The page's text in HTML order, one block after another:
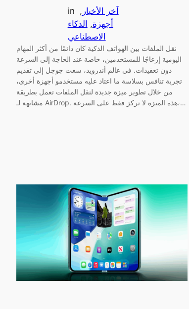
in
آخر الأخبار ,
أجهزة, الذكاء
الاصطناعي
نقل الملفات بين الهواتف الذكية كان دائمًا من أكثر المهام
اليومية إزعاجًا للمستخدمين، خاصة عند الحاجة إلى السرعة
دون تعقيدات. في عالم أندرويد، سعت جوجل إلى تقديم
تجربة تنافس بسلاسة ما اعتاد عليه مستخدمو أجهزة أخرى،
من خلال تطوير ميزة جديدة لنقل الملفات تعمل بطريقة
مشابهة لـ AirDrop. هذه الميزة لا تركز فقط على السرعة،…